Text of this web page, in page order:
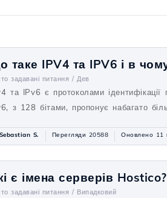
таке IPV4 та IPV6 і в
задавані питання / Дев
та IPv6 є протоколами
з 128 бітами, пропонує набагато
S. Перегляди 20588 Оновлено 11
є імена серверів Hostico?
задавані питання / Випадковий